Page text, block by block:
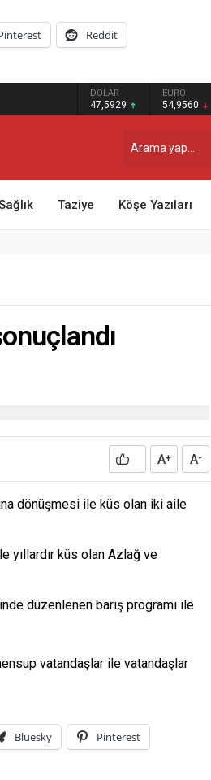
Reddit
EURO
54,9560
GRAM ALTIN
6.493,17
Taziye Köşe Yazıları
A+ A-
dönüşmesi ile küs olan iki aile
yıllardır küs olan Azlağ ve
düzenlenen barış programı ile
vatandaşlar ile vatandaşlar
Bluesky Pinterest